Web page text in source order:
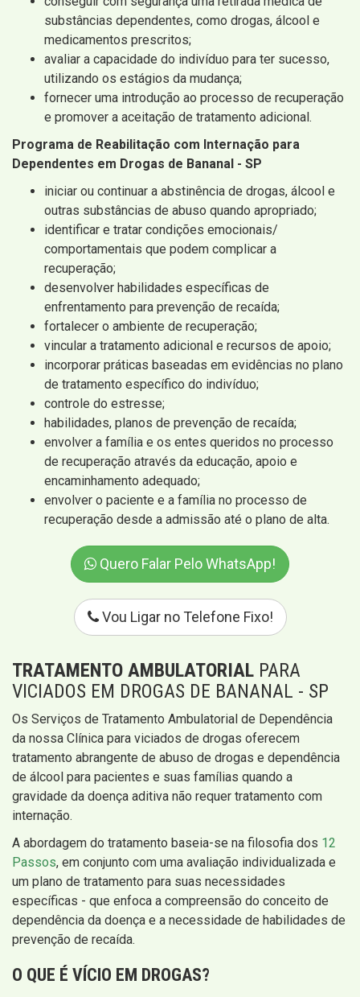
substâncias dependentes, como drogas, álcool e
medicamentos prescritos;
avaliar a capacidade do indivíduo para ter sucesso,
utilizando os estágios da mudança;
fornecer uma introdução ao processo de recuperação
e promover a aceitação de tratamento adicional.
Programa de Reabilitação com Internação para
Dependentes em Drogas de Bananal - SP
iniciar ou continuar a abstinência de drogas, álcool e
outras substâncias de abuso quando apropriado;
identificar e tratar condições emocionais/
comportamentais que podem complicar a
recuperação;
desenvolver habilidades específicas de
enfrentamento para prevenção de recaída;
fortalecer o ambiente de recuperação;
vincular a tratamento adicional e recursos de apoio;
incorporar práticas baseadas em evidências no plano
de tratamento específico do indivíduo;
controle do estresse;
habilidades, planos de prevenção de recaída;
envolver a família e os entes queridos no processo
de recuperação através da educação, apoio e
encaminhamento adequado;
envolver o paciente e a família no processo de
recuperação desde a admissão até o plano de alta.
Quero Falar Pelo WhatsApp!
Vou Ligar no Telefone Fixo!
TRATAMENTO AMBULATORIAL PARA
VICIADOS EM DROGAS DE BANANAL - SP
Os Serviços de Tratamento Ambulatorial de Dependência
da nossa Clínica para viciados de drogas oferecem
tratamento abrangente de abuso de drogas e dependência
de álcool para pacientes e suas famílias quando a
gravidade da doença aditiva não requer tratamento com
internação.
A abordagem do tratamento baseia-se na filosofia dos 12
Passos, em conjunto com uma avaliação individualizada e
um plano de tratamento para suas necessidades
específicas - que enfoca a compreensão do conceito de
dependência da doença e a necessidade de habilidades de
prevenção de recaída.
O QUE É VÍCIO EM DROGAS?